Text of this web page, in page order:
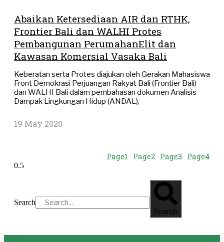
Abaikan Ketersediaan AIR dan RTHK,
Frontier Bali dan WALHI Protes
Pembangunan PerumahanElit dan
Kawasan Komersial Vasaka Bali
Keberatan serta Protes diajukan oleh Gerakan Mahasiswa
Front Demokrasi Perjuangan Rakyat Bali (Frontier Bali)
dan WALHI Bali dalam pembahasan dokumen Analisis
Dampak Lingkungan Hidup (ANDAL),
19 May 2020
Page1 Page2 Page3 Page4
Search
Search